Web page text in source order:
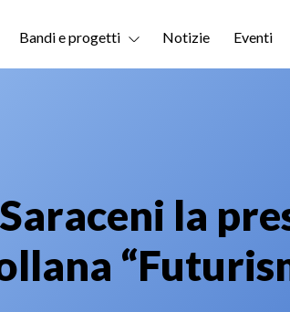
Bandi e progetti Notizie Eventi
la